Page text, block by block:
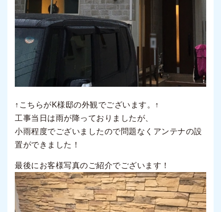
↑こちらがK様邸の外観でございます。↑
工事当日は雨が降っておりましたが、
小雨程度でございましたので問題なくアンテナの設
置ができました！
最後にお客様写真のご紹介でございます！